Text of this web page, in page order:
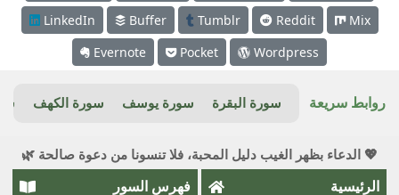
LinkedIn
Buffer Tumblr Reddit
Mix
Evernote
Pocket Wordpress
روابط سريعة سورة البقرة سورة يوسف سورة الكهف
💖 الدعاء بظهر الغيب دليل المحبة، فلا تنسونا من دعوة صالحة 🌿
الرئيسية فهرس السور